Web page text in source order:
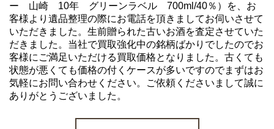
ー 山崎 10年 グリーンラベル 700ml/40％）を、お
客様より遺品整理の際にお電話を頂きましてお伺いさせて
いただきました。生前贈られた古いお酒を査定させていた
だきました。当社で買取強化中の銘柄ばかりでしたのでお
客様にご満足いただける買取価格となりました。古くても
状態が悪くても価格の付くケースが多いですのでまずはお
気軽にお問い合わせください。ご依頼くださいまして誠に
ありがとうございました。